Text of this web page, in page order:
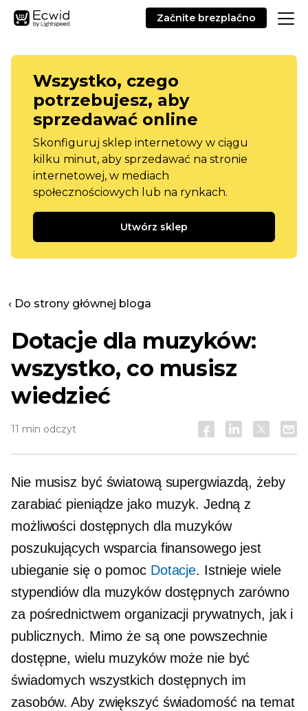
Začnite brezplačno
Wszystko, czego
potrzebujesz, aby
sprzedawać online
Skonfiguruj sklep internetowy w ciągu
kilku minut, aby sprzedawać na stronie
internetowej, w mediach
społecznościowych lub na rynkach.
Utwórz sklep
‹ Do strony głównej bloga
Dotacje dla muzyków:
wszystko, co musisz
wiedzieć
11 min odczyt
Nie musisz być światową supergwiazdą, żeby
zarabiać pieniądze jako muzyk. Jedną z
możliwości dostępnych dla muzyków
poszukujących wsparcia finansowego jest
ubieganie się o pomoc Dotacje. Istnieje wiele
stypendiów dla muzyków dostępnych zarówno
za pośrednictwem organizacji prywatnych, jak i
publicznych. Mimo że są one powszechnie
dostępne, wielu muzyków może nie być
świadomych wszystkich dostępnych im
zasobów. Aby zwiększyć świadomość na temat